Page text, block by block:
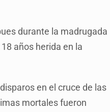
durante la madrugada
años herida en la
en el cruce de las
mortales fueron